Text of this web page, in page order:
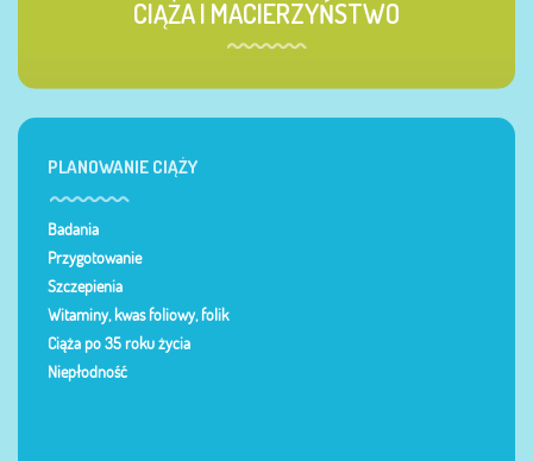
CIĄŻA I MACIERZYŃSTWO
PLANOWANIE CIĄŻY
Badania
Przygotowanie
Szczepienia
Witaminy, kwas foliowy, folik
Ciąża po 35 roku życia
Niepłodność